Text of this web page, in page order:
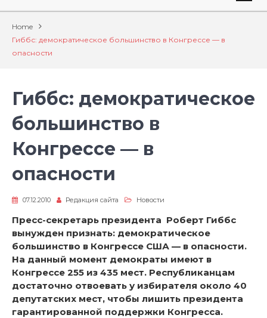
Home
Гиббс: демократическое большинство в Конгрессе — в
опасности
Гиббс: демократическое
большинство в
Конгрессе — в
опасности
07.12.2010 Редакция сайта Новости
Пресс-секретарь президента Роберт Гиббс
вынужден признать: демократическое
большинство в Конгрессе США — в опасности.
На данный момент демократы имеют в
Конгрессе 255 из 435 мест. Республиканцам
достаточно отвоевать у избирателя около 40
депутатских мест, чтобы лишить президента
гарантированной поддержки Конгресса.